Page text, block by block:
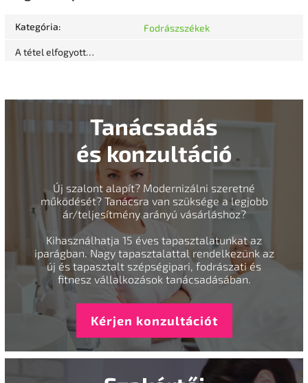
Kategória: Fodrászszékek
A tétel elfogyott…
Tanácsadás
és konzultáció
Új szalont alapít? Modernizálni szeretné
működését? Tanácsra van szüksége a legjobb
ár/teljesítmény arányú vásárláshoz?
Kihasználhatja 15 éves tapasztalatunkat az
iparágban. Nagy tapasztalattal rendelkezünk az
új és tapasztalt szépségipari, fodrászati és
fitnesz vállalkozások tanácsadásában.
Kérjen konzultációt